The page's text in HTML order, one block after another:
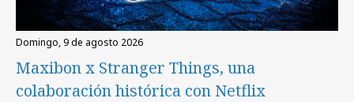
domingo, 9 de agosto 2026
Maxibon x Stranger Things, una
colaboración histórica con Netflix